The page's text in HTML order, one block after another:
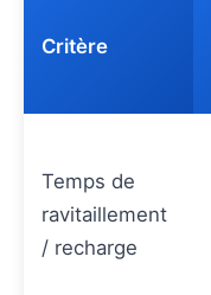
Critère
Temps de
ravitaillement
/ recharge